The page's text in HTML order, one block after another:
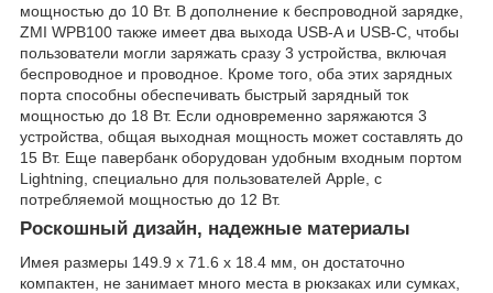
мощностью до 10 Вт. В дополнение к беспроводной зарядке,
ZMI WPB100 также имеет два выхода USB-A и USB-C, чтобы
пользователи могли заряжать сразу 3 устройства, включая
беспроводное и проводное. Кроме того, оба этих зарядных
порта способны обеспечивать быстрый зарядный ток
мощностью до 18 Вт. Если одновременно заряжаются 3
устройства, общая выходная мощность может составлять до
15 Вт. Еще павербанк оборудован удобным входным портом
Lightning, специально для пользователей Apple, с
потребляемой мощностью до 12 Вт.
Роскошный дизайн, надежные материалы
Имея размеры 149.9 x 71.6 x 18.4 мм, он достаточно
компактен, не занимает много места в рюкзаках или сумках,